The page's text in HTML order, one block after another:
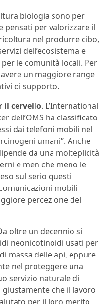
biologia sono per
pensati per valorizzare il
nel produrre cibo,
dell’ecosistema e
le comunità locali. Per
un maggiore range
di supporto.
il cervello. L’International
dell’OMS ha classificato
dai telefoni mobili nel
umani”. Anche
da una molteplicità
e men che meno le
sul serio questi
mobili
percezione del
oltre un decennio si
neonicotinoidi usati per
massa delle api, eppure
nel proteggere una
servizio naturale di
giustamente che il lavoro
per il loro merito